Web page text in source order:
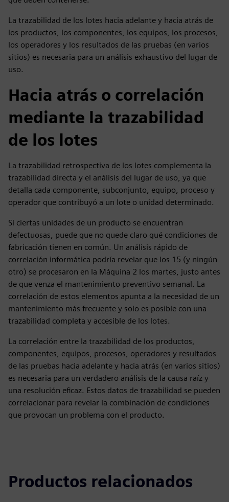
La trazabilidad de los lotes hacia adelante y hacia atrás de
los productos, los componentes, los equipos, los procesos,
los operadores y los resultados de las pruebas (en varios
sitios) es necesaria para un análisis exhaustivo del lugar de
uso.
Hacia atrás o correlación
mediante la trazabilidad
de los lotes
La trazabilidad retrospectiva de los lotes complementa la
trazabilidad directa y el análisis del lugar de uso, ya que
detalla cada componente, subconjunto, equipo, proceso y
operador que contribuyó a un lote o unidad determinado.
Si ciertas unidades de un producto se encuentran
defectuosas, puede que no quede claro qué condiciones de
fabricación tienen en común. Un análisis rápido de
correlación informática podría revelar que los 15 (y ningún
otro) se procesaron en la Máquina 2 los martes, justo antes
de que venza el mantenimiento preventivo semanal. La
correlación de estos elementos apunta a la necesidad de un
mantenimiento más frecuente y solo es posible con una
trazabilidad completa y accesible de los lotes.
La correlación entre la trazabilidad de los productos,
componentes, equipos, procesos, operadores y resultados
de las pruebas hacia adelante y hacia atrás (en varios sitios)
es necesaria para un verdadero análisis de la causa raíz y
una resolución eficaz. Estos datos de trazabilidad se pueden
correlacionar para revelar la combinación de condiciones
que provocan un problema con el producto.
Productos relacionados